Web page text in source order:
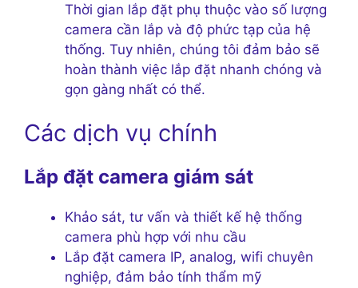
Thời gian lắp đặt phụ thuộc vào số lượng
camera cần lắp và độ phức tạp của hệ
thống. Tuy nhiên, chúng tôi đảm bảo sẽ
hoàn thành việc lắp đặt nhanh chóng và
gọn gàng nhất có thể.
Các dịch vụ chính
Lắp đặt camera giám sát
Khảo sát, tư vấn và thiết kế hệ thống
camera phù hợp với nhu cầu
Lắp đặt camera IP, analog, wifi chuyên
nghiệp, đảm bảo tính thẩm mỹ